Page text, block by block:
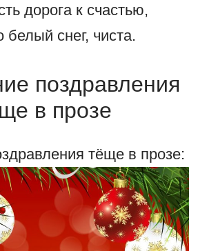
дорога к счастью,
белый снег, чиста.
поздравления
в прозе
тёще в прозе: